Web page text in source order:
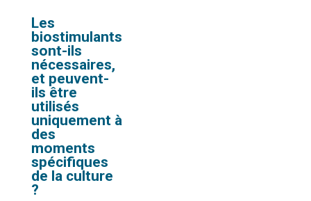
Les
biostimulants
sont-ils
nécessaires,
et peuvent-
ils être
utilisés
uniquement à
des
moments
spécifiques
de la culture
?